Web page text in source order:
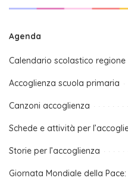
Agenda
Calendario scolastico
Accoglienza scuola primaria
Canzoni accoglienza
Schede e attività per
Storie per l’accoglienza
Giornata Mondiale della